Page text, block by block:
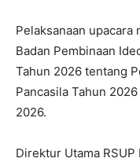
‎‎Pelaksanaan upacara
Badan Pembinaan
Tahun 2026 tentang
Pancasila Tahun
2026.
‎Direktur Utama RSUP